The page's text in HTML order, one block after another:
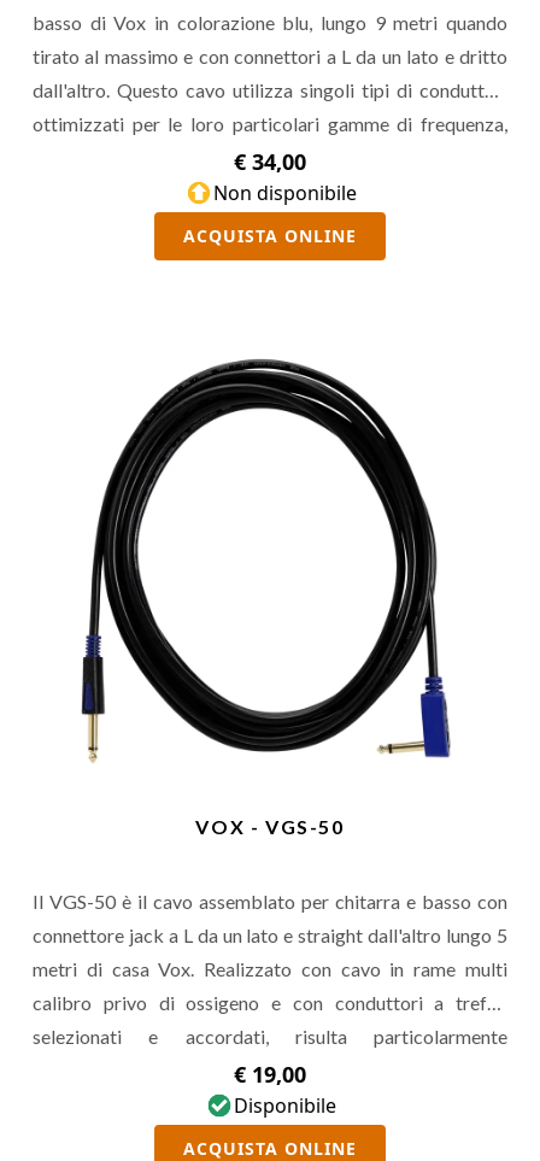
basso di Vox in colorazione blu, lungo 9 metri quando
tirato al massimo e con connettori a L da un lato e dritto
dall'altro. Questo cavo utilizza singoli tipi di conduttori
ottimizzati per le loro particolari gamme di frequenza,
dando vita a un jack affidabile e particolarmente
musicale, dal design retro che ha segnato la storia del rock
€ 34,00
Non disponibile
ACQUISTA ONLINE
VOX - VGS-50
Il VGS-50 è il cavo assemblato per chitarra e basso con
connettore jack a L da un lato e straight dall'altro lungo 5
metri di casa Vox. Realizzato con cavo in rame multi
calibro privo di ossigeno e con conduttori a trefoli
selezionati e accordati, risulta particolarmente
performante e indicato per un suono rock classico.
€ 19,00
Disponibile
ACQUISTA ONLINE